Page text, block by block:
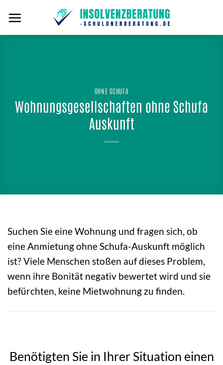
Inhalt
springen
OHNE SCHUFA
Wohnungsgesellschaften ohne Schufa
Auskunft
Suchen Sie eine Wohnung und fragen sich, ob
eine Anmietung ohne Schufa-Auskunft möglich
ist? Viele Menschen stoßen auf dieses Problem,
wenn ihre Bonität negativ bewertet wird und sie
befürchten, keine Mietwohnung zu finden.
Benötigten Sie in Ihrer Situation einen